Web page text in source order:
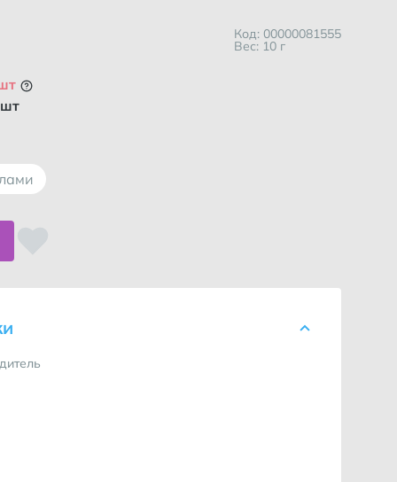
Код: 00000081555
Вес: 10 г